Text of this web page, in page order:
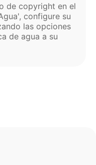
de copyright en el
configure su
las opciones
de agua a su